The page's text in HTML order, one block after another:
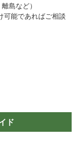
島など）
可能であればご相談
ド